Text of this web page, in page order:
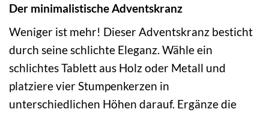
Der minimalistische Adventskranz
Weniger ist mehr! Dieser Adventskranz besticht
durch seine schlichte Eleganz. Wähle ein
schlichtes Tablett aus Holz oder Metall und
platziere vier Stumpenkerzen in
unterschiedlichen Höhen darauf. Ergänze die